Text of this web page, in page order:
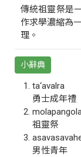
傳統祖靈祭是
作求學濃縮為
理。
小辭典
ta‘avalra
勇士成年禮
祖靈祭
男性青年